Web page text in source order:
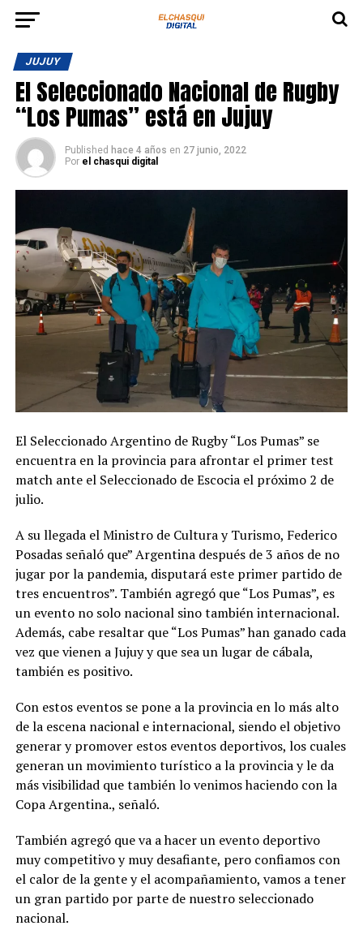
JUJUY
El Seleccionado Nacional de Rugby
“Los Pumas” está en Jujuy
Published hace 4 años en 27 junio, 2022
Por el chasqui digital
El Seleccionado Argentino de Rugby “Los Pumas” se
encuentra en la provincia para afrontar el primer test
match ante el Seleccionado de Escocia el próximo 2 de
julio.
A su llegada el Ministro de Cultura y Turismo, Federico
Posadas señaló que” Argentina después de 3 años de no
jugar por la pandemia, disputará este primer partido de
tres encuentros”. También agregó que “Los Pumas”, es
un evento no solo nacional sino también internacional.
Además, cabe resaltar que “Los Pumas” han ganado cada
vez que vienen a Jujuy y que sea un lugar de cábala,
también es positivo.
Con estos eventos se pone a la provincia en lo más alto
de la escena nacional e internacional, siendo el objetivo
generar y promover estos eventos deportivos, los cuales
generan un movimiento turístico a la provincia y le da
más visibilidad que también lo venimos haciendo con la
Copa Argentina., señaló.
También agregó que va a hacer un evento deportivo
muy competitivo y muy desafiante, pero confiamos con
el calor de la gente y el acompañamiento, vamos a tener
un gran partido por parte de nuestro seleccionado
nacional.